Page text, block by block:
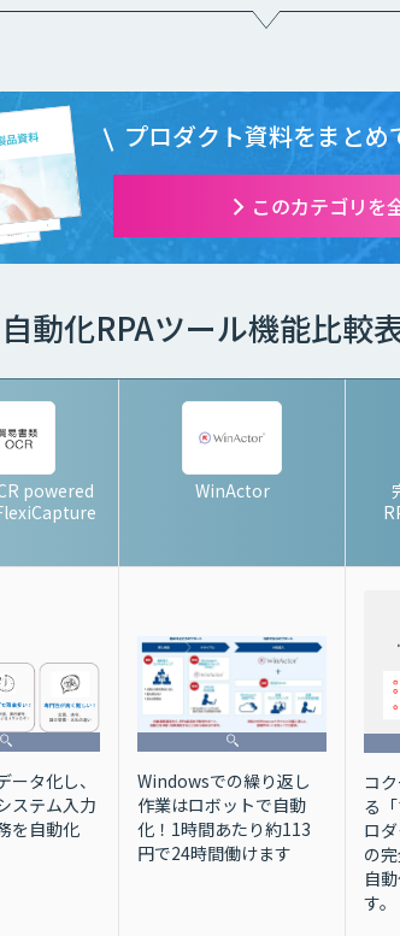
プロダクト資料をまとめ
このカテゴリを
動化RPAツール機能比較
powered
WinActor
ータ化し、
ステム入力
を自動化
Windowsでの繰り返し
作業はロボットで自動
化！1時間あたり約113
円で24時間働けます
コ
る
ロ
の
自
す。